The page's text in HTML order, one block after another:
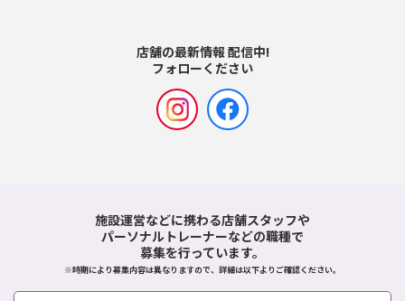
店舗の最新情報 配信中!
フォローください
施設運営などに携わる店舗スタッフや
パーソナルトレーナーなどの職種で
募集を行っています。
※時期により募集内容は異なりますので、詳細は以下よりご確認ください。